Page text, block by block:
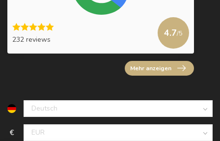
232 reviews
4.7/5
Mehr anzeigen
€